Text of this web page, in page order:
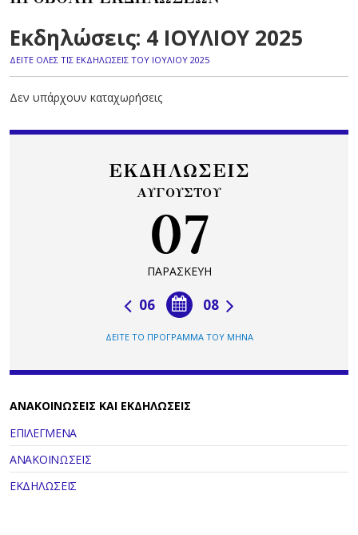
Εκδηλώσεις: 4 ΙΟΥΛΙΟΥ 2025
ΔΕΙΤΕ ΟΛΕΣ ΤΙΣ ΕΚΔΗΛΩΣΕΙΣ ΤΟΥ ΙΟΥΛΙΟΥ 2025
Δεν υπάρχουν καταχωρήσεις
ΕΚΔΗΛΩΣΕΙΣ
ΑΥΓΟΥΣΤΟΥ
07
ΠΑΡΑΣΚΕΥΗ
08
06
ΔΕΙΤΕ ΤΟ ΠΡΟΓΡΑΜΜΑ ΤΟΥ ΜΗΝΑ
ΑΝΑΚΟΙΝΩΣΕΙΣ ΚΑΙ ΕΚΔΗΛΩΣΕΙΣ
ΕΠΙΛΕΓΜΕΝΑ
ΑΝΑΚΟΙΝΩΣΕΙΣ
ΕΚΔΗΛΩΣΕΙΣ